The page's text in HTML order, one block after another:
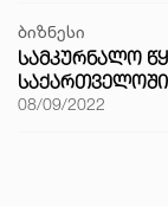
ბიზნესი
ᲡᲐᲛᲙᲣᲠᲜᲐᲚᲝ
08/09/2022